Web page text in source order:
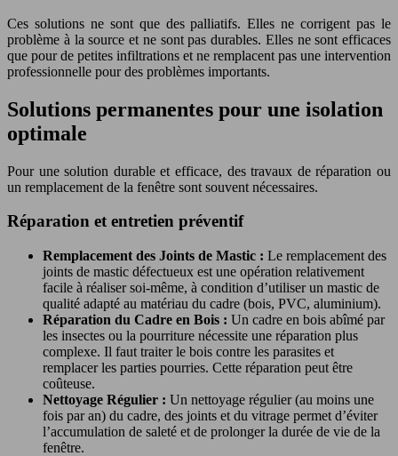
Ces solutions ne sont que des palliatifs. Elles ne corrigent pas le
problème à la source et ne sont pas durables. Elles ne sont efficaces
que pour de petites infiltrations et ne remplacent pas une intervention
professionnelle pour des problèmes importants.
Solutions permanentes pour une isolation
optimale
Pour une solution durable et efficace, des travaux de réparation ou
un remplacement de la fenêtre sont souvent nécessaires.
Réparation et entretien préventif
Remplacement des Joints de Mastic : Le remplacement des
joints de mastic défectueux est une opération relativement
facile à réaliser soi-même, à condition d’utiliser un mastic de
qualité adapté au matériau du cadre (bois, PVC, aluminium).
Réparation du Cadre en Bois : Un cadre en bois abîmé par
les insectes ou la pourriture nécessite une réparation plus
complexe. Il faut traiter le bois contre les parasites et
remplacer les parties pourries. Cette réparation peut être
coûteuse.
Nettoyage Régulier : Un nettoyage régulier (au moins une
fois par an) du cadre, des joints et du vitrage permet d’éviter
l’accumulation de saleté et de prolonger la durée de vie de la
fenêtre.